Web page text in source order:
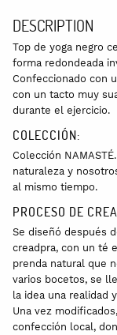
DESCRIPTION
Top de yoga negro
forma redondeada
Confeccionado con
con un tacto muy
durante el ejercicio.
COLECCIÓN:
Colección
naturaleza y
al mismo tiempo.
PROCESO DE
Se diseñó después
creadpra, con un té
prenda natural que
varios bocetos, se
la idea una realidad
Una vez
confección local,